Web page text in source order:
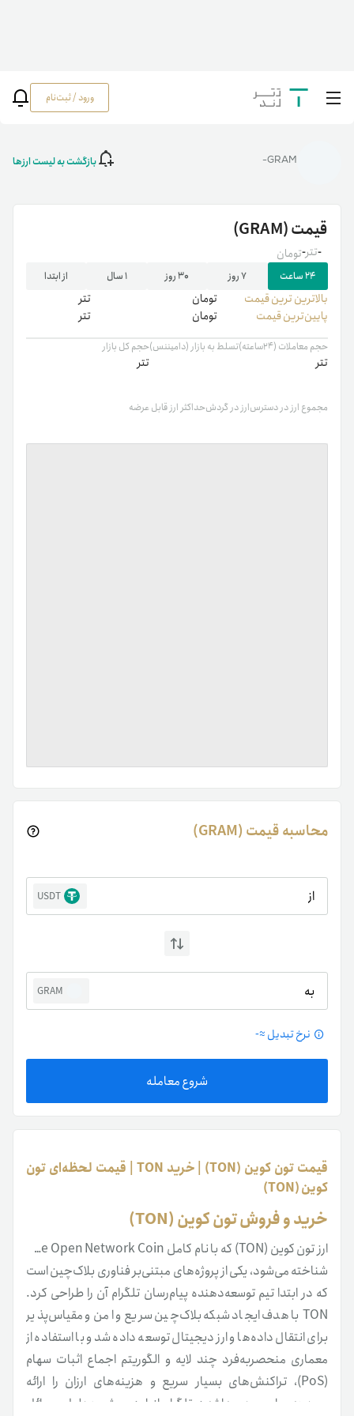
ورود / ثبت‌نام خانه رمزارزها/
قیمت تون کوین (TON) | خرید TON | قیمت لحظه‌ای تون کوین
GRAM- بازگشت به لیست ارزها
قیمت(GRAM)
-تومان -تتر
۲۴ ساعت ۷ روز ۳۰ روز ۱ سال از ابتدا
بالاترین ‌ترین قیمت تومان
تتر
پایین‌ترین قیمت
تومان تتر
حجم معاملات (۲۴ساعته)
تتر
تسلط به بازار (دامیننس)حجم کل بازار
تتر
مجموع ارز در دسترسارز در گردشحداکثر ارز قابل عرضه
محاسبه قیمت (GRAM)
از USDT
به GRAM
نرخ تبدیل ≈-
شروع معامله
قیمت تون کوین (TON) | خرید TON | قیمت لحظه‌ای تون
کوین (TON)
خرید و فروش تون کوین (TON)
ارز تون کوین (TON) که با نام کامل The Open Network Coin
شناخته می‌شود، یکی از پروژه‌های مبتنی‌بر فناوری بلاک‌چین است
که در ابتدا تیم توسعه‌دهنده پیام‌رسان تلگرام آن را طراحی کرد.
TON با هدف ایجاد شبکه بلاک‌چین سریع و امن و مقیاس‌پذیر
برای انتقال داده‌ها و ارز دیجیتال توسعه داده شد و با استفاده از
معماری منحصربه‌فرد چند لایه و الگوریتم اجماع اثبات سهام
(PoS)، تراکنش‌های بسیار سریع و هزینه‌های ارزان را ارائه
می‌دهد. با وجود جداشدن تلگرام از این پروژه به‌دلیل مسائل